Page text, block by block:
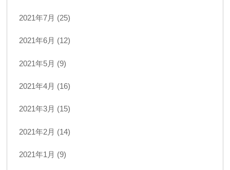
2021年7月 (25)
2021年6月 (12)
2021年5月 (9)
2021年4月 (16)
2021年3月 (15)
2021年2月 (14)
2021年1月 (9)